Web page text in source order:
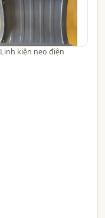
Linh kiện neo điện